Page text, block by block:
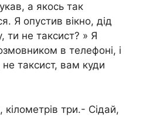
а якось так
Я опустив вікно, дід
ти не таксист? » Я
в телефоні, і
не таксист, вам куди
три.- Сідай,